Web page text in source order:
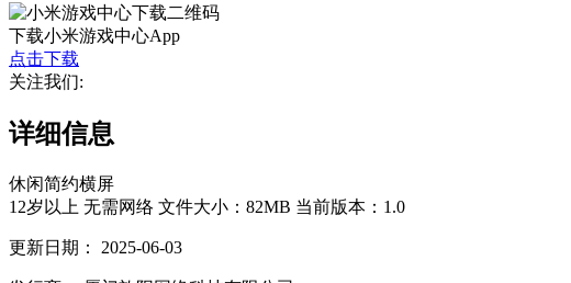
下载小米游戏中心App
点击下载
关注我们:
详细信息
休闲简约横屏
12岁以上 无需网络 文件大小：82MB 当前版本：1.0
更新日期： 2025-06-03